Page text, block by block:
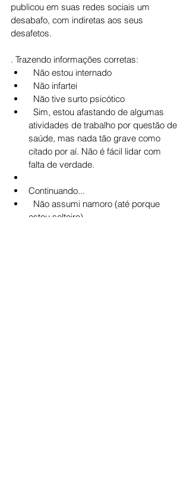
publicou em suas redes sociais um
desabafo, com indiretas aos seus
desafetos.
. Trazendo informações corretas:
Não estou internado
Não infartei
Não tive surto psicótico
Sim, estou afastando de algumas
atividades de trabalho por questão de
saúde, mas nada tão grave como
citado por aí. Não é fácil lidar com
falta de verdade.
Continuando...
Não assumi namoro (até porque
estou solteiro).